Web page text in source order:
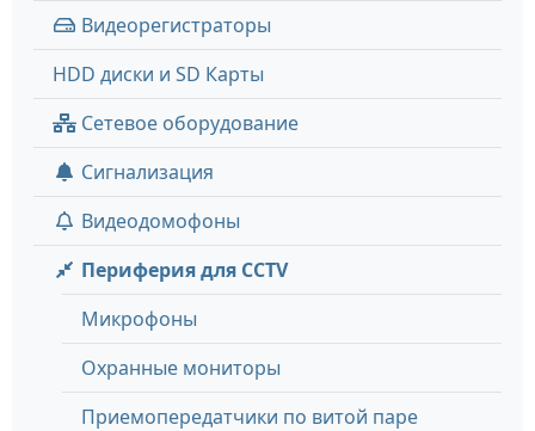
Видеорегистраторы
HDD диски и SD Карты
Сетевое оборудование
Сигнализация
Видеодомофоны
Периферия для CCTV
Микрофоны
Охранные мониторы
Приемопередатчики по витой паре